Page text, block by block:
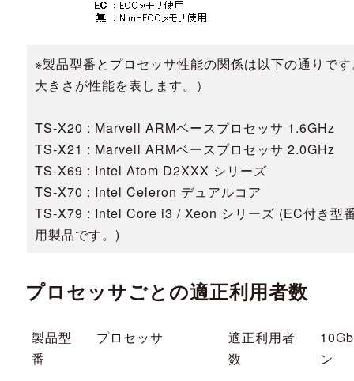
※製品型番とプロセッサ性能の関係は以下の通りで
大きさが性能を表します。）
TS-X20 : Marvell ARMベースプロセッサ 1.6GHz
TS-X21 : Marvell ARMベースプロセッサ 2.0GHz
TS-X69 : Intel Atom D2XXX シリーズ
TS-X70 : Intel Celeron デュアルコア
TS-X79 : Intel Core i3 / Xeon シリーズ (EC付き型
用製品です。)
プロセッサごとの適正利用者数
製品型
番
プロセッサ
適正利用者
数
ン